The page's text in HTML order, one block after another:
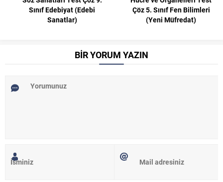
Sınıf Edebiyat (Edebi
Sanatlar)
Çöz 5. Sınıf Fen Bilimleri
(Yeni Müfredat)
BİR YORUM YAZIN